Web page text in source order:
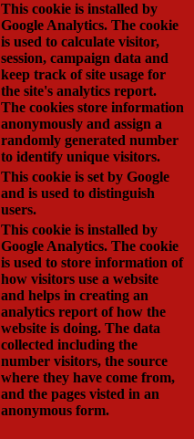
This cookie is installed by
Google Analytics. The cookie
is used to calculate visitor,
session, campaign data and
keep track of site usage for
the site's analytics report.
The cookies store information
anonymously and assign a
randomly generated number
to identify unique visitors.
This cookie is set by Google
and is used to distinguish
users.
This cookie is installed by
Google Analytics. The cookie
is used to store information of
how visitors use a website
and helps in creating an
analytics report of how the
website is doing. The data
collected including the
number visitors, the source
where they have come from,
and the pages visted in an
anonymous form.